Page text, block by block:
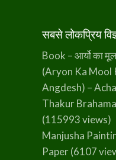
सबसे लोकप्रिय
Book – आर्यो का
(Aryon Ka Mool
Angdesh) –
Thakur
(115993 views)
Manjusha
Paper(6107